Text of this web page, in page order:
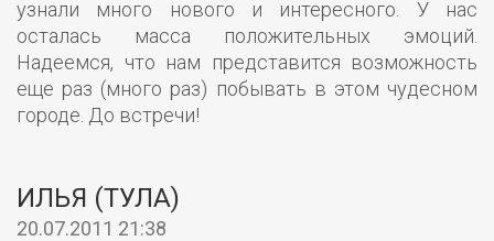
узнали много нового и интересного. У нас
осталась масса положительных эмоций.
Надеемся, что нам представится возможность
еще раз (много раз) побывать в этом чудесном
городе. До встречи!
ИЛЬЯ (ТУЛА)
20.07.2011 21:38